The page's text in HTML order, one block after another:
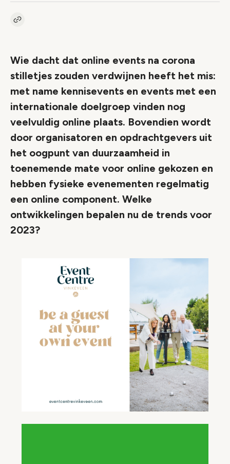
Kopieer link naar artikel
Wie dacht dat online events na corona
stilletjes zouden verdwijnen heeft het mis:
met name kennisevents en events met een
internationale doelgroep vinden nog
veelvuldig online plaats. Bovendien wordt
door organisatoren en opdrachtgevers uit
het oogpunt van duurzaamheid in
toenemende mate voor online gekozen en
hebben fysieke evenementen regelmatig
een online component. Welke
ontwikkelingen bepalen nu de trends voor
2023?